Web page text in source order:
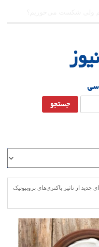
از تاثیر باکتری‌های پروبیوتیک